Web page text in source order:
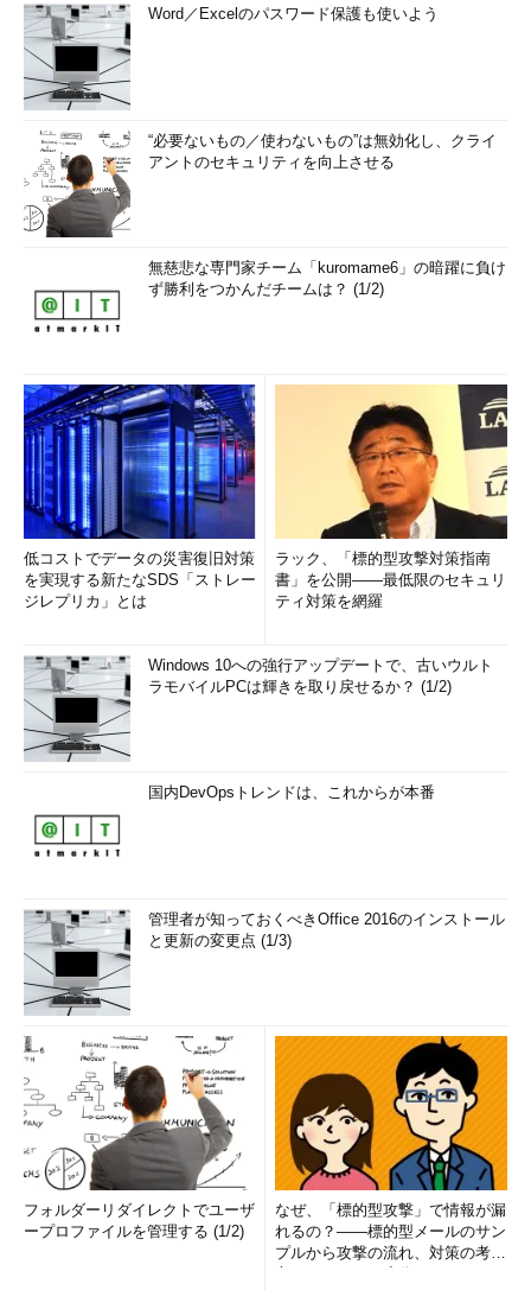
Word／Excelのパスワード保護も使いよう
“必要ないもの／使わないもの”は無効化し、クライ
アントのセキュリティを向上させる
無慈悲な専門家チーム「kuromame6」の暗躍に負け
ず勝利をつかんだチームは？ (1/2)
低コストでデータの災害復旧対策
を実現する新たなSDS「ストレー
ジレプリカ」とは
ラック、「標的型攻撃対策指南
書」を公開――最低限のセキュリ
ティ対策を網羅
Windows 10への強行アップデートで、古いウルト
ラモバイルPCは輝きを取り戻せるか？ (1/2)
国内DevOpsトレンドは、これからが本番
管理者が知っておくべきOffice 2016のインストール
と更新の変更点 (1/3)
フォルダーリダイレクトでユーザ
ープロファイルを管理する (1/2)
なぜ、「標的型攻撃」で情報が漏
れるの？――標的型メールのサン
プルから攻撃の流れ、対策の考え